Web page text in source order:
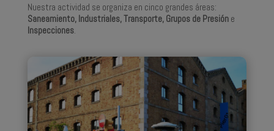
Nuestra actividad se organiza en cinco grandes áreas:
Saneamiento, Industriales, Transporte, Grupos de Presióne
Inspecciones.